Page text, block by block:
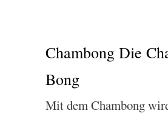
Chambong Die
Bong
Mit dem Chambong